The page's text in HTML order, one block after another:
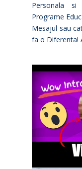
Personala
Programe
Mesajul sau
fa o Diferenta!